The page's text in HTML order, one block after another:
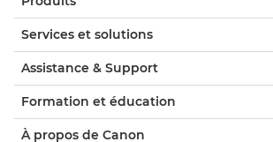
Services et solutions
Assistance & Support
Formation et éducation
À propos de Canon